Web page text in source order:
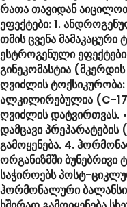
რათა თავიდან
ეფექტები: 1.
თმის ცვენა მამაკაცური
ესტროგენული ეფექტები:
გინეკომასტია
ღვიძლის
ალკილირებულია (C-
ღვიძლის დატვირთვას.
დამცავი
გამოყენება. 4.
ორგანიზმში ბუნებრივი
საჭიროებს პოსტ-
ჰორმონალური